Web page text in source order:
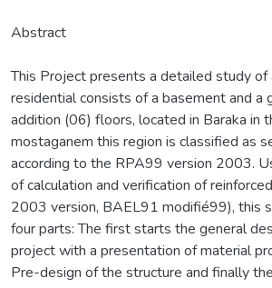
Abstract
This Project presents a detailed study of
residential consists of a basement and a
addition (06) floors, located in Baraka in
mostaganem this region is classified as
according to the RPA99 version 2003.
of calculation and verification of
2003 version, BAEL91 modifié99), this
four parts: The first starts the general
project with a presentation of material
Pre-design of the structure and finally